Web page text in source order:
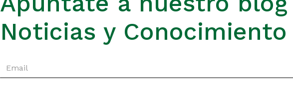
Noticias y Conocimiento